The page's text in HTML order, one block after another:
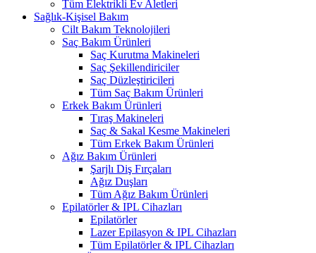
Tüm Elektrikli Ev Aletleri
Sağlık-Kişisel Bakım
Cilt Bakım Teknolojileri
Saç Bakım Ürünleri
Saç Kurutma Makineleri
Saç Şekillendiriciler
Saç Düzleştiricileri
Tüm Saç Bakım Ürünleri
Erkek Bakım Ürünleri
Tıraş Makineleri
Saç & Sakal Kesme Makineleri
Tüm Erkek Bakım Ürünleri
Ağız Bakım Ürünleri
Şarjlı Diş Fırçaları
Ağız Duşları
Tüm Ağız Bakım Ürünleri
Epilatörler & IPL Cihazları
Epilatörler
Lazer Epilasyon & IPL Cihazları
Tüm Epilatörler & IPL Cihazları